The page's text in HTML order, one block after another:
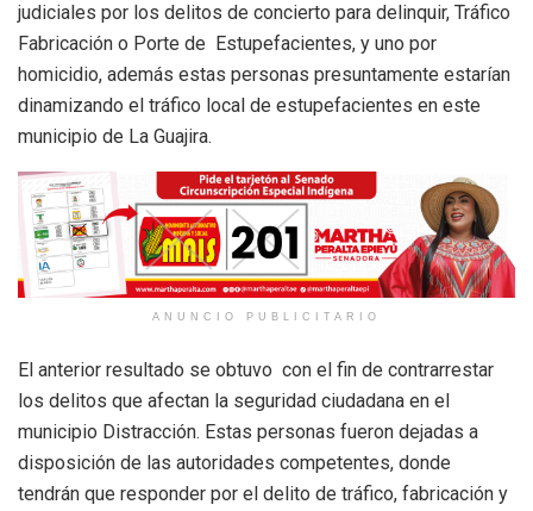
judiciales por los delitos de concierto para delinquir, Tráfico
Fabricación o Porte de Estupefacientes, y uno por
homicidio, además estas personas presuntamente estarían
dinamizando el tráfico local de estupefacientes en este
municipio de La Guajira.
ANUNCIO PUBLICITARIO
El anterior resultado se obtuvo con el fin de contrarrestar
los delitos que afectan la seguridad ciudadana en el
municipio Distracción. Estas personas fueron dejadas a
disposición de las autoridades competentes, donde
tendrán que responder por el delito de tráfico, fabricación y